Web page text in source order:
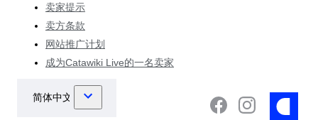
卖家提示
卖方条款
网站推广计划
成为Catawiki Live的一名卖家